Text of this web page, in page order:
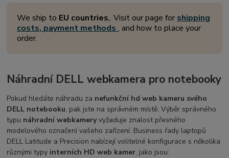
We ship to EU countries,. Visit our page for shipping
costs, payment methods, and how to place your
order.
Náhradní DELL webkamera pro notebooky
Pokud hledáte náhradu za nefunkční hd web kameru svého
DELL notebooku, pak jste na správném místě. Výběr správného
typu náhradní webkameryvyžaduje znalost přesného
modelového označení vašeho zařízení. Business řady laptopů
DELL Latitude a Precision nabízejí volitelné konfigurace s několika
různými typy interních HD web kamer, jako jsou: